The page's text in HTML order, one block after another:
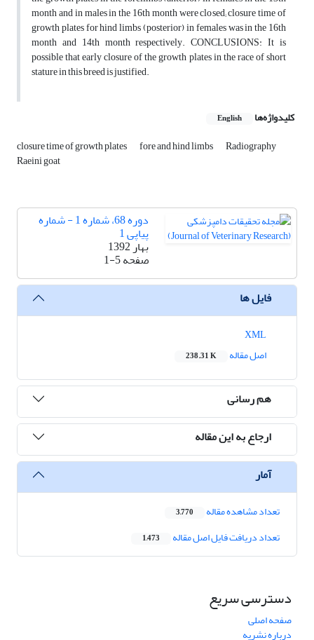
month and in males in the 16th month were closed; closure time of
growth plates for hind limbs (posterior) in females was in the 16th
month and 14th month respectively. CONCLUSIONS: It is
possible that early closure of the growth plates in the race of short
stature in this breed is justified.
کلیدواژه‌ها English
closure time of growth plates fore and hind limbs Radiography
Raeini goat
دوره 68، شماره 1 - شماره
پیاپی 1
بهار 1392
صفحه1-5
فایل ها
اصل مقاله
238.31 K
هم رسانی
ارجاع به این مقاله
آمار
تعداد مشاهده مقاله 3,770
تعداد دریافت فایل اصل مقاله 1,473
دسترسی سریع
صفحه اصلی
درباره نشریه